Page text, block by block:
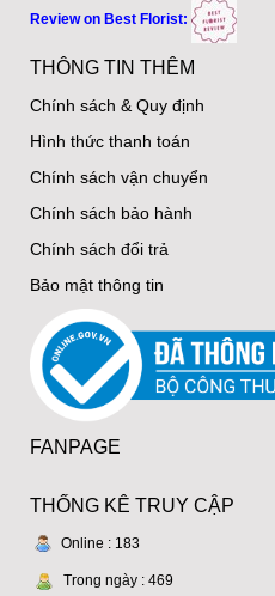
Hoa Để Bàn - 004
Mẫu Hoa Để Bàn.
540.000 đ
HDB-004